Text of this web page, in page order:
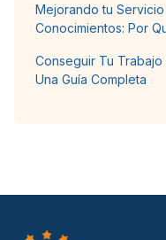
Mejorando tu
Conocimientos: Por
Conseguir Tu
Una Guía Completa